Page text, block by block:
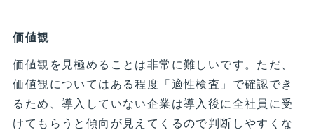
価値観
価値観を見極めることは非常に難しいです。ただ、
価値観についてはある程度「適性検査」で確認でき
るため、導入していない企業は導入後に全社員に受
けてもらうと傾向が見えてくるので判断しやすくな